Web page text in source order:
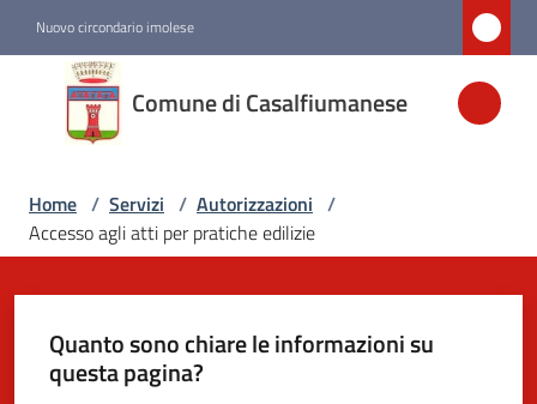
Nuovo circondario imolese
Comune di Casalfiumanese
Comune di
Casalfiumanese
Amministrazione
Servizi
Menu selezionato
Home / Servizi / Autorizzazioni /
Accesso agli atti per pratiche edilizie
Quanto sono chiare le informazioni su
questa pagina?